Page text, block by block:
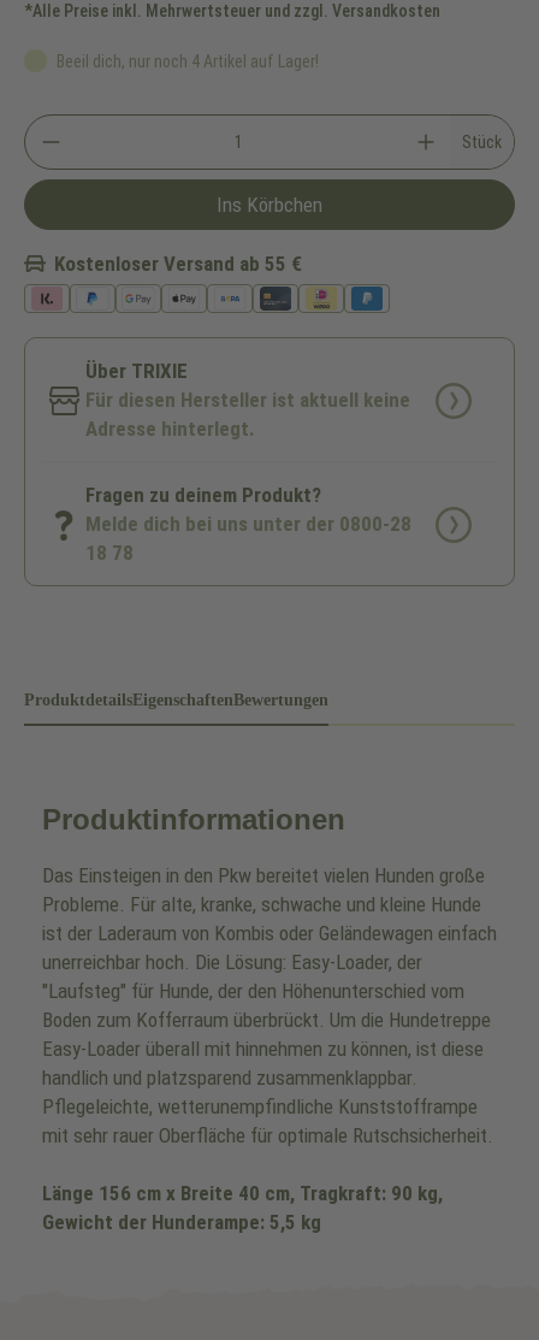
*Alle Preise inkl. Mehrwertsteuer und zzgl. Versandkosten
Beeil dich, nur noch 4 Artikel auf Lager!
Stück
Ins Körbchen
Kostenloser Versand ab 55 €
Über TRIXIE
Für diesen Hersteller ist aktuell keine
Adresse hinterlegt.
Fragen zu deinem Produkt?
Melde dich bei uns unter der 0800-28
18 78
ProduktdetailsEigenschaftenBewertungen
Produktinformationen
Das Einsteigen in den Pkw bereitet vielen Hunden große
Probleme. Für alte, kranke, schwache und kleine Hunde
ist der Laderaum von Kombis oder Geländewagen einfach
unerreichbar hoch. Die Lösung: Easy-Loader, der
"Laufsteg" für Hunde, der den Höhenunterschied vom
Boden zum Kofferraum überbrückt. Um die Hundetreppe
Easy-Loader überall mit hinnehmen zu können, ist diese
handlich und platzsparend zusammenklappbar.
Pflegeleichte, wetterunempfindliche Kunststofframpe
mit sehr rauer Oberfläche für optimale Rutschsicherheit.
Länge 156 cm x Breite 40 cm, Tragkraft: 90 kg,
Gewicht der Hunderampe: 5,5 kg